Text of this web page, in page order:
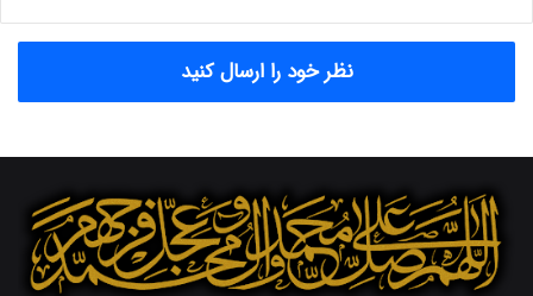
م
د
ف
و
نظر خود را ارسال کنید